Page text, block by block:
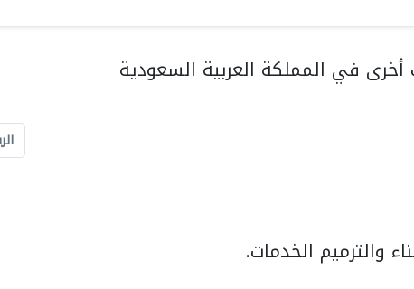
في المملكة العربية السعودية
والترميم الخدمات.